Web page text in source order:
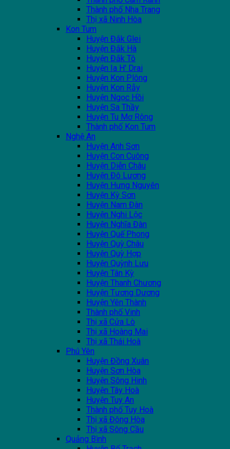
Thành phố Nha Trang
Thị xã Ninh Hòa
Kon Tum
Huyện Đắk Glei
Huyện Đắk Hà
Huyện Đắk Tô
Huyện Ia H' Drai
Huyện Kon Plông
Huyện Kon Rẫy
Huyện Ngọc Hồi
Huyện Sa Thầy
Huyện Tu Mơ Rông
Thành phố Kon Tum
Nghệ An
Huyện Anh Sơn
Huyện Con Cuông
Huyện Diễn Châu
Huyện Đô Lương
Huyện Hưng Nguyên
Huyện Kỳ Sơn
Huyện Nam Đàn
Huyện Nghi Lộc
Huyện Nghĩa Đàn
Huyện Quế Phong
Huyện Quỳ Châu
Huyện Quỳ Hợp
Huyện Quỳnh Lưu
Huyện Tân Kỳ
Huyện Thanh Chương
Huyện Tương Dương
Huyện Yên Thành
Thành phố Vinh
Thị xã Cửa Lò
Thị xã Hoàng Mai
Thị xã Thái Hoà
Phú Yên
Huyện Đồng Xuân
Huyện Sơn Hòa
Huyện Sông Hinh
Huyện Tây Hoà
Huyện Tuy An
Thành phố Tuy Hoà
Thị xã Đông Hòa
Thị xã Sông Cầu
Quảng Bình